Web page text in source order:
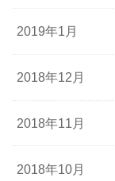
2019年1月
2018年12月
2018年11月
2018年10月